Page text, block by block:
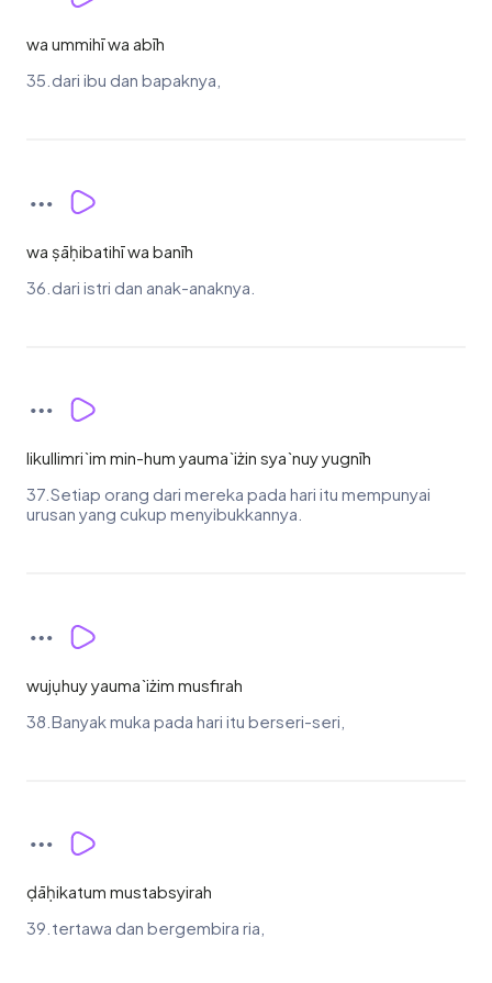
wa ummihī wa abīh
35.dari ibu dan bapaknya,
wa ṣāḥibatihī wa banīh
36.dari istri dan anak-anaknya.
likullimri`im min-hum yauma`iżin sya`nuy yugnīh
37.Setiap orang dari mereka pada hari itu mempunyai
urusan yang cukup menyibukkannya.
wujụhuy yauma`iżim musfirah
38.Banyak muka pada hari itu berseri-seri,
ḍāḥikatum mustabsyirah
39.tertawa dan bergembira ria,